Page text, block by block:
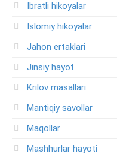
Ibratli hikoyalar
Islomiy hikoyalar
Jahon ertaklari
Jinsiy hayot
Krilov masallari
Mantiqiy savollar
Maqollar
Mashhurlar hayoti